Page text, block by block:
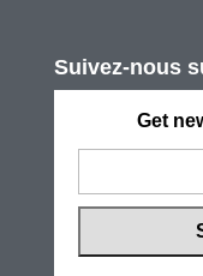
Suivez-nous
Get